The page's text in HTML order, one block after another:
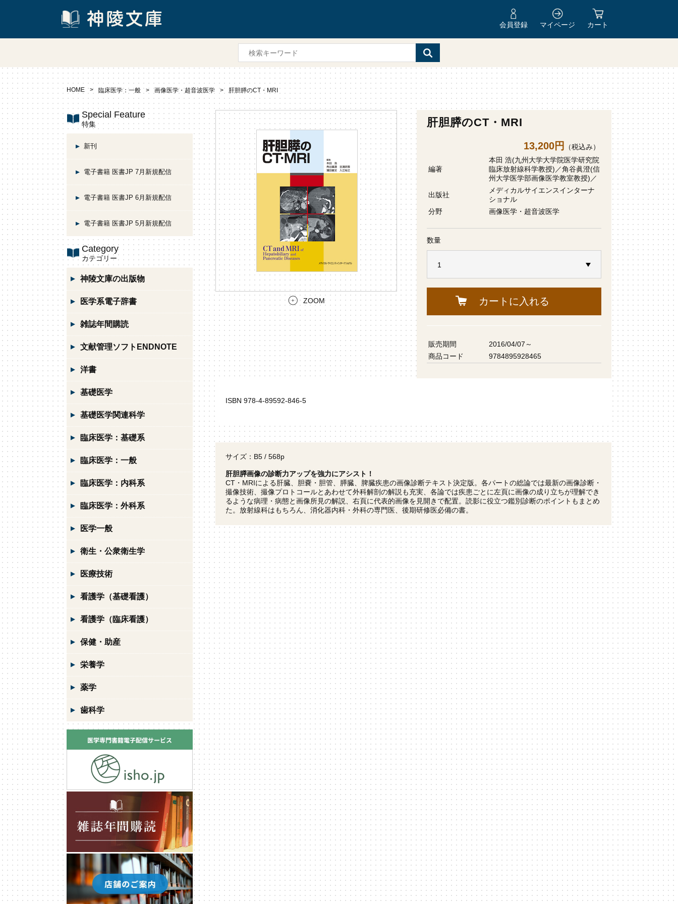
会員登録 マイページ カート
HOME 臨床医学：一般 画像医学・超音波医学 肝胆膵のCT・MRI
ZOOM
肝胆膵のCT・MRI
13,200円 （税込み）
編著
本田 浩(九州大学大学院医学研究院
臨床放射線科学教授)／角谷眞澄(信
州大学医学部画像医学教室教授)／
出版社
メディカルサイエンスインターナ
ショナル
分野
画像医学・超音波医学
数量
カートに入れる
販売期間
2016/04/07～
商品コード
9784895928465
ISBN 978-4-89592-846-5
サイズ：B5 / 568p
肝胆膵画像の診断力アップを強力にアシスト！
CT・MRIによる肝臓、胆嚢・胆管、膵臓、脾臓疾患の画像診断テキスト決定版。各パートの総論では最新の画像診断・
撮像技術、撮像プロトコールとあわせて外科解剖の解説も充実、各論では疾患ごとに左頁に画像の成り立ちが理解でき
るような病理・病態と画像所見の解説、右頁に代表的画像を見開きで配置。読影に役立つ鑑別診断のポイントもまとめ
た。放射線科はもちろん、消化器内科・外科の専門医、後期研修医必備の書。
Special Feature
特集
新刊
電子書籍 医書JP 7月新規配信
電子書籍 医書JP 6月新規配信
電子書籍 医書JP 5月新規配信
Category
カテゴリー
神陵文庫の出版物
医学系電子辞書
雑誌年間購読
文献管理ソフトENDNOTE
洋書
基礎医学
基礎医学関連科学
臨床医学：基礎系
臨床医学：一般
臨床医学：内科系
臨床医学：外科系
医学一般
衛生・公衆衛生学
医療技術
看護学（基礎看護）
看護学（臨床看護）
保健・助産
栄養学
薬学
歯科学